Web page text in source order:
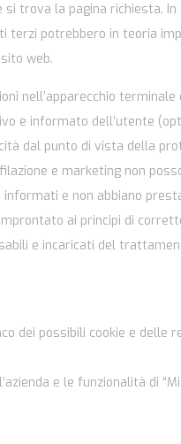
trova la pagina richiesta.
terzi potrebbero in teoria
web.
nell’apparecchio
e informato dell’utente
dal punto di vista della
e marketing non
e non abbiano
ai principi di
e incaricati del
dei possibili cookie e delle
e le funzionalità di “Mi